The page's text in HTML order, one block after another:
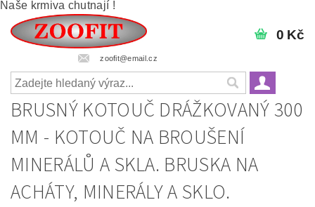
Naše krmiva chutnají !
zoofit@email.cz
0 Kč
BRUSNÝ KOTOUČ DRÁŽKOVANÝ 300
MM - KOTOUČ NA BROUŠENÍ
MINERÁLŮ A SKLA. BRUSKA NA
ACHÁTY, MINERÁLY A SKLO.